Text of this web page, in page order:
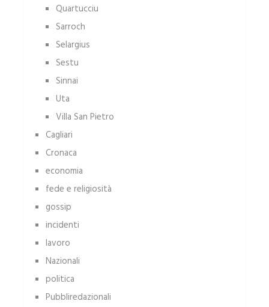
Quartucciu
Sarroch
Selargius
Sestu
Sinnai
Uta
Villa San Pietro
Cagliari
Cronaca
economia
fede e religiosità
gossip
incidenti
lavoro
Nazionali
politica
Pubbliredazionali